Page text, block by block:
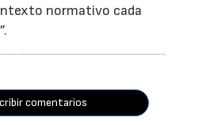
normativo cada
comentarios